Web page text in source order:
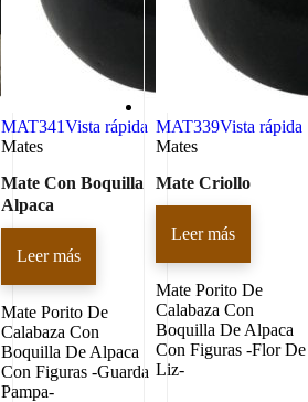
MAT341Vista rápida
Mates
Mate Con Boquilla
Alpaca
Leer más
Mate Porito De
Calabaza Con
Boquilla De Alpaca
Con Figuras -Guarda
Pampa-
MAT339Vista rápida
Mates
Mate Criollo
Leer más
Mate Porito De
Calabaza Con
Boquilla De Alpaca
Con Figuras -Flor De
Liz-